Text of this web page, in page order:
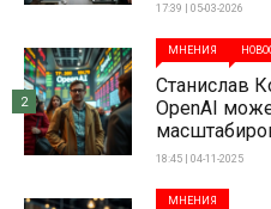
17:39 | 05-03-2026
МНЕНИЯ
Станислав
OpenAI
18:45 | 04-11-2025
2
МНЕНИЯ